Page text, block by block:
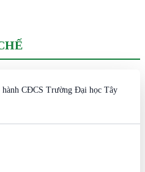
hành CĐCS Trường Đại học Tây